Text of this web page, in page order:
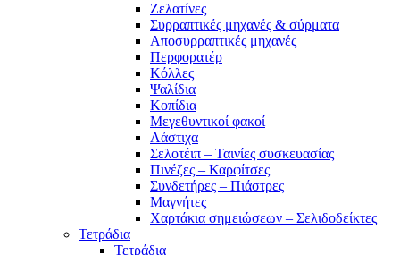
Ζελατίνες
Συρραπτικές μηχανές & σύρματα
Αποσυρραπτικές μηχανές
Περφορατέρ
Κόλλες
Ψαλίδια
Κοπίδια
Μεγεθυντικοί φακοί
Λάστιχα
Σελοτέιπ – Ταινίες συσκευασίας
Πινέζες – Καρφίτσες
Συνδετήρες – Πιάστρες
Μαγνήτες
Χαρτάκια σημειώσεων – Σελιδοδείκτες
Τετράδια
Τετράδια